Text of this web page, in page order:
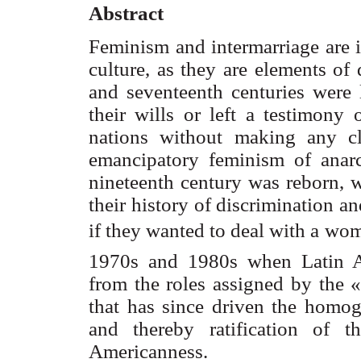
Abstract
Feminism and intermarriage
culture, as they are elements
and seventeenth centuries
their wills or left a testimony
nations without making any
emancipatory feminism of
nineteenth century was reborn,
their history of discrimination
if they wanted to deal with a
1970s and 1980s when Latin
from the roles assigned by the
that has since driven the
and thereby ratification of
Americanness.